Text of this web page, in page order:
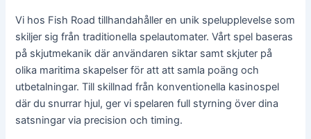
Vi hos Fish Road tillhandahåller en unik spelupplevelse som
skiljer sig från traditionella spelautomater. Vårt spel baseras
på skjutmekanik där användaren siktar samt skjuter på
olika maritima skapelser för att att samla poäng och
utbetalningar. Till skillnad från konventionella kasinospel
där du snurrar hjul, ger vi spelaren full styrning över dina
satsningar via precision och timing.